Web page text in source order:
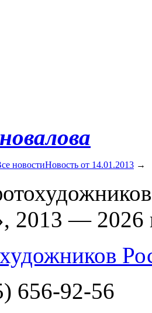
новостиНовость от 14.01.2013 →
2013 — 2026
656-92-56